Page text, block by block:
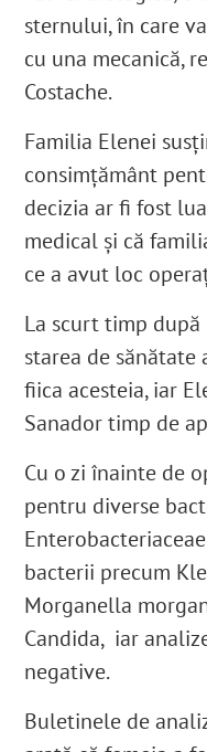
sternului, în care
cu una mecanică,
Costache.
Familia Elenei
consimțământ
decizia ar fi fost
medical și că
ce a avut loc
La scurt timp
starea de
fiica acesteia, iar
Sanador timp de
Cu o zi înainte de
pentru diverse
bacterii precum
Morganella
Candida, iar
negative.
Buletinele de